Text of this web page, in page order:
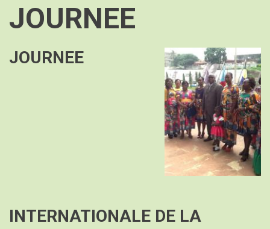
D'ARIANE
JOURNEE
Image
JOURNEE
INTERNATIONALE DE LA